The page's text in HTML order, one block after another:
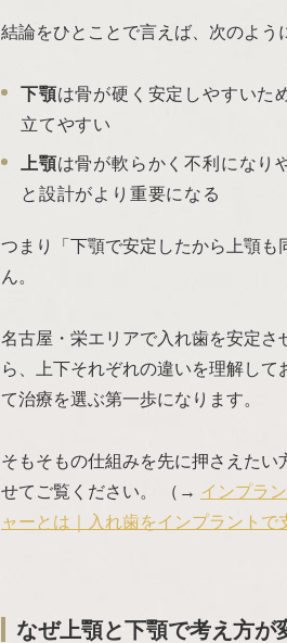
結論をひとことで言えば、次のよう
下顎は骨が硬く安定しやすいた
立てやすい
上顎は骨が軟らかく不利になり
と設計がより重要になる
つまり「下顎で安定したから上顎も
ん。
名古屋・栄エリアで入れ歯を安定さ
ら、上下それぞれの違いを理解して
て治療を選ぶ第一歩になります。
そもそもの仕組みを先に押さえたい
せてご覧ください。 （→ インプラ
ャーとは｜入れ歯をインプラントで
なぜ上顎と下顎で考え方が